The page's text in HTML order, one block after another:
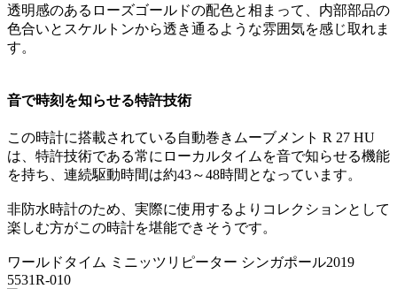
透明感のあるローズゴールドの配色と相まって、内部部品の
色合いとスケルトンから透き通るような雰囲気を感じ取れま
す。
音で時刻を知らせる特許技術
この時計に搭載されている自動巻きムーブメント R 27 HU
は、特許技術である常にローカルタイムを音で知らせる機能
を持ち、連続駆動時間は約43～48時間となっています。
非防水時計のため、実際に使用するよりコレクションとして
楽しむ方がこの時計を堪能できそうです。
ワールドタイム ミニッツリピーター シンガポール2019
5531R-010